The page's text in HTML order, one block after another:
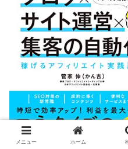
メニュー ホーム